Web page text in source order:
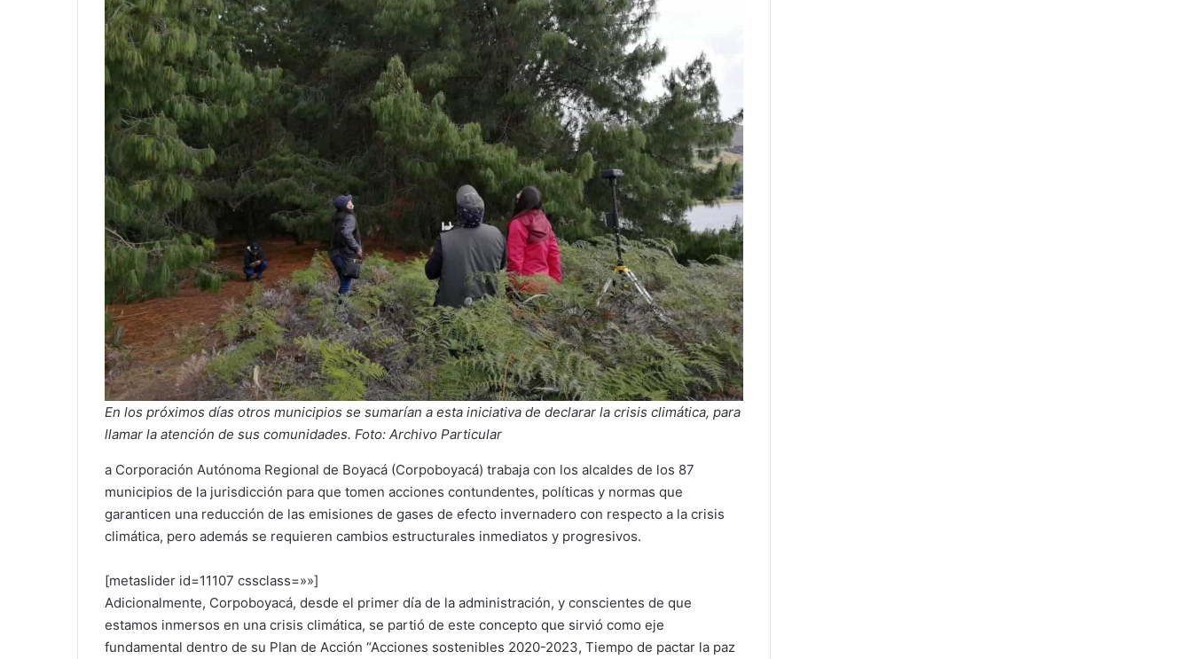
En los próximos días otros municipios se sumarían a esta iniciativa de declarar la crisis climática, para
llamar la atención de sus comunidades. Foto: Archivo Particular
a Corporación Autónoma Regional de Boyacá (Corpoboyacá) trabaja con los alcaldes de los 87
municipios de la jurisdicción para que tomen acciones contundentes, políticas y normas que
garanticen una reducción de las emisiones de gases de efecto invernadero con respecto a la crisis
climática, pero además se requieren cambios estructurales inmediatos y progresivos.
[metaslider id=11107 cssclass=»»]
Adicionalmente, Corpoboyacá, desde el primer día de la administración, y conscientes de que
estamos inmersos en una crisis climática, se partió de este concepto que sirvió como eje
fundamental dentro de su Plan de Acción “Acciones sostenibles 2020-2023, Tiempo de pactar la paz